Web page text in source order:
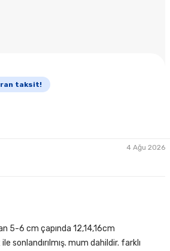
taksit!
4 Ağu 2026
5-6 cm çapında 12,14,16cm
sonlandırılmış. mum dahildir. farklı